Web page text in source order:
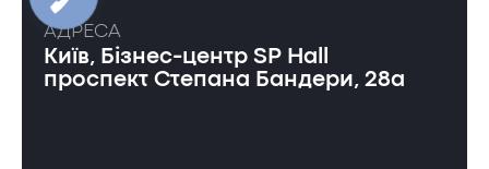
АДРЕСА
Київ, Бізнес-центр SP Hall
проспект Степана Бандери, 28а